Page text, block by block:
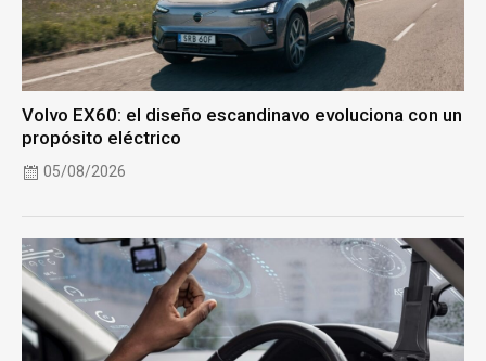
Volvo EX60: el diseño escandinavo evoluciona con un
propósito eléctrico
05/08/2026